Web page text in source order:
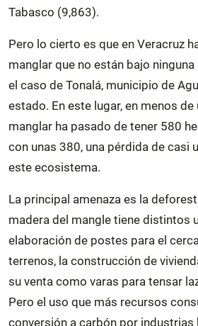
Tabasco (9,863).
Pero lo cierto es que en Veracruz
manglar que no están bajo
el caso de Tonalá, municipio de
estado. En este lugar, en menos de
manglar ha pasado de tener 580
con unas 380, una pérdida de casi
este ecosistema.
La principal amenaza es la
madera del mangle tiene distintos
elaboración de postes para el
terrenos, la construcción de
su venta como varas para tensar
Pero el uso que más recursos
conversión a carbón por industrias